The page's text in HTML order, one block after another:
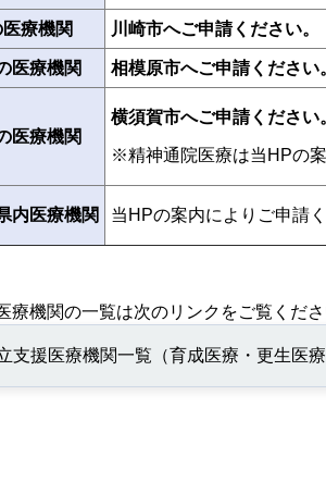
療機関 川崎市へご申請ください。
医療機関 相模原市へご申請ください
医療機関
横須賀市へご申請ください
※精神通院医療は当HPの
内医療機関 当HPの案内によりご申請く
療機関の一覧は次のリンクをご覧くださ
支援医療機関一覧（育成医療・更生医療